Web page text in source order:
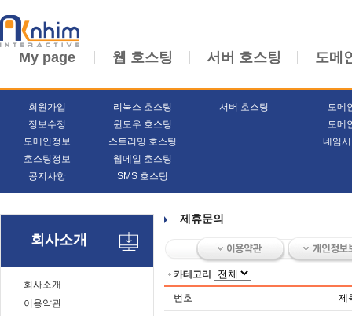
My page 웹 호스팅 서버 호스팅 도메
회원가입
정보수정
도메인정보
호스팅정보
공지사항
리눅스 호스팅
윈도우 호스팅
스트리밍 호스팅
웹메일 호스팅
SMS 호스팅
서버 호스팅
도메
도메
네임
회사소개
회사소개
이용약관
제휴문의
카테고리
번호 제